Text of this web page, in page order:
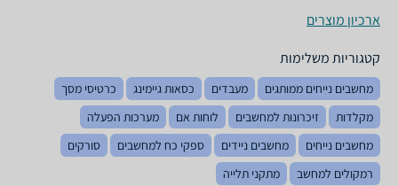
ארכיון מוצרים
קטגוריות משלימות
מחשבים נייחים ממותגים מעבדים כסאות גיימינג
כרטיסי מסך
מקלדות
זיכרונות למחשבים לוחות אם
מערכות הפעלה
מחשבים נייחים
מחשבים ניידים ספקי כח למחשבים
סורקים
רמקולים למחשב
מתקני תלייה